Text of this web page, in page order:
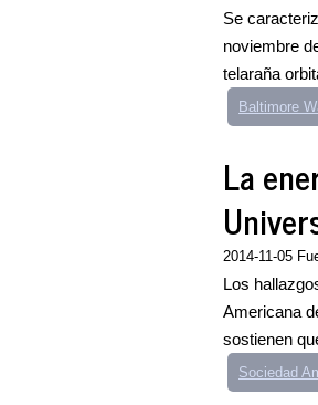
Se
noviembre
telaraña
Baltimore
La
2014-11-05
Los
Americana
sostienen
Sociedad